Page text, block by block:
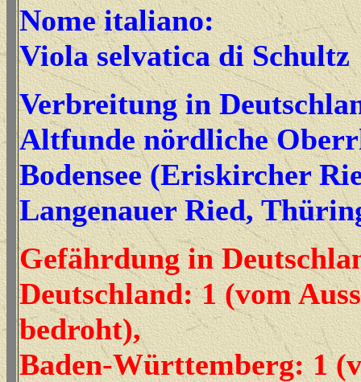
Nome italiano:
Viola selvatica di Schultz
Verbreitung in
Altfunde nördliche
Bodensee (Eriskircher
Langenauer Ried,
Gefährdung in
Deutschland: 1 (vom
bedroht),
Baden-Württemberg: 1